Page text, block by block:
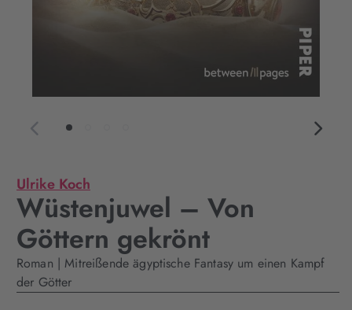
Ulrike Koch
Wüstenjuwel – Von
Göttern gekrönt
Roman | Mitreißende ägyptische Fantasy um einen Kampf
der Götter